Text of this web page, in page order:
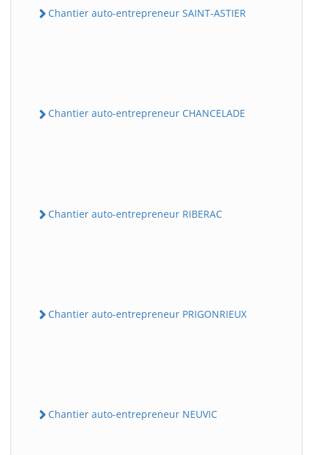
Chantier auto-entrepreneur SAINT-ASTIER
Chantier auto-entrepreneur CHANCELADE
Chantier auto-entrepreneur RIBERAC
Chantier auto-entrepreneur PRIGONRIEUX
Chantier auto-entrepreneur NEUVIC